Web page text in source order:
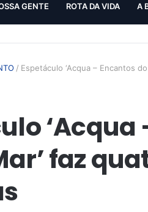
GENTE ROTA DA VIDA A
/ Espetáculo ‘Acqua – Encantos
‘Acqua
faz